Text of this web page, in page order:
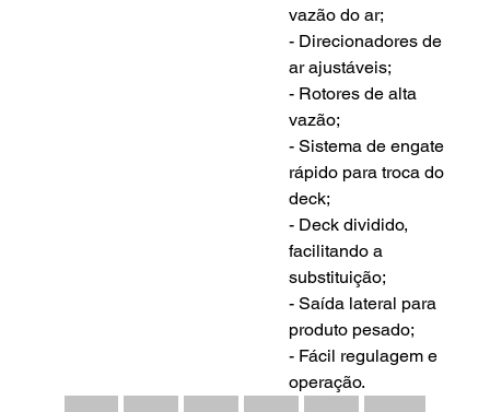
vazão do ar;
- Direcionadores de
ar ajustáveis;
- Rotores de alta
vazão;
- Sistema de engate
rápido para troca do
deck;
- Deck dividido,
facilitando a
substituição;
- Saída lateral para
produto pesado;
- Fácil regulagem e
operação.